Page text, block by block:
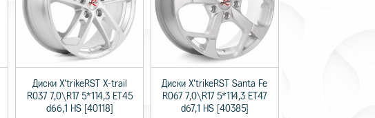
Диски X'trikeRST X-trail
R037 7,0\R17 5*114,3 ET45
d66,1 HS [40118]
Диски X'trikeRST Santa Fe
R067 7,0\R17 5*114,3 ET47
d67,1 HS [40385]